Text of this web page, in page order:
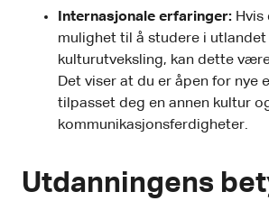
Internasjonale erfaringer: Hvis
mulighet til å studere i
kulturutveksling, kan dette
Det viser at du er åpen for nye
tilpasset deg en annen kultur
kommunikasjonsferdigheter.
Utdanningens